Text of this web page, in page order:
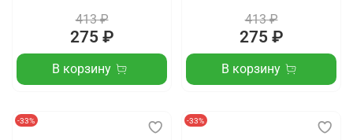
413 ₽
275 ₽
В корзину
413 ₽
275 ₽
В корзину
-33% -33%